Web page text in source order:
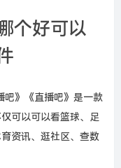
个好可以
吧》《直播吧》是一款
可以可以看篮球、足
资讯、逛社区、查数